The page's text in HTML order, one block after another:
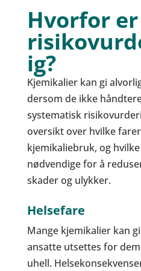
Hvorfor er
ig?
Kjemikalier kan gi
dersom de ikke
systematisk
oversikt over hvilke
kjemikaliebruk, og
nødvendige for å
skader og ulykker.
Helsefare
Mange kjemikalier kan
ansatte utsettes for
uhell.